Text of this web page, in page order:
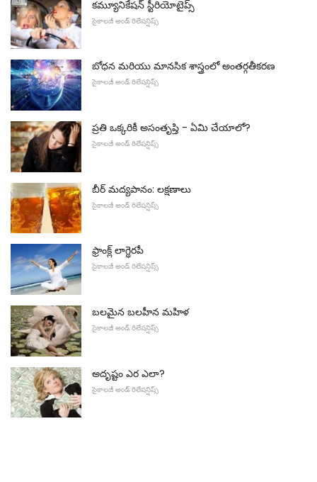
కమ్యూనికేషన్ స్టీరియోటైప్స్
సైకాలజీ అండ్ రిలేషన్షిప్స్
బోధన మరియు మానసిక శాస్త్రంలో అంతర్గతీకరణ
సైకాలజీ అండ్ రిలేషన్షిప్స్
ప్రతి ఒక్కరికీ అసంతృప్తి - ఏమి చేయాలో?
సైకాలజీ అండ్ రిలేషన్షిప్స్
బీర్ మద్యపానం: లక్షణాలు
సైకాలజీ అండ్ రిలేషన్షిప్స్
ఫ్రాంక్ల్ లాగ్థెరపీ
సైకాలజీ అండ్ రిలేషన్షిప్స్
బలమైన బలహీన మహిళ
సైకాలజీ అండ్ రిలేషన్షిప్స్
అదృష్టం ఎర ఎలా?
సైకాలజీ అండ్ రిలేషన్షిప్స్